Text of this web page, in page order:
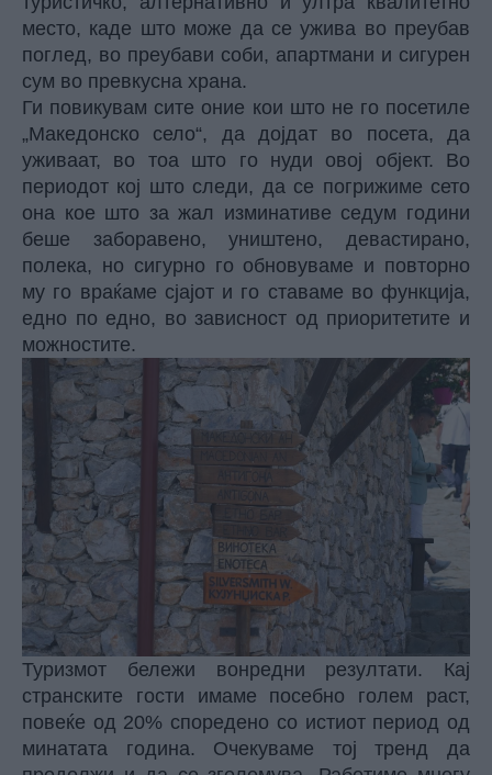
место, каде што може да се ужива во преубав
поглед, во преубави соби, апартмани и сигурен
сум во превкусна храна.
Ги повикувам сите оние кои што не го посетиле
„Македонско село“, да дојдат во посета, да
уживаат, во тоа што го нуди овој објект. Во
периодот кој што следи, да се погрижиме сето
она кое што за жал изминативе седум години
беше заборавено, уништено, девастирано,
полека, но сигурно го обновуваме и повторно
му го враќаме сјајот и го ставаме во функција,
едно по едно, во зависност од приоритетите и
можностите.
Туризмот бележи вонредни резултати. Кај
странските гости имаме посебно голем раст,
повеќе од 20% споредено со истиот период од
минатата година. Очекуваме тој тренд да